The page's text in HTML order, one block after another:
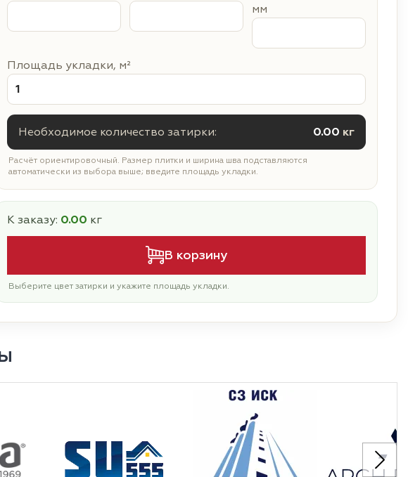
мм
Площадь укладки, м²
Необходимое количество затирки: 0.00 кг
Расчёт ориентировочный. Размер плитки и ширина шва подставляются
автоматически из выбора выше; введите площадь укладки.
К заказу: 0.00 кг
В корзину
Выберите цвет затирки и укажите площадь укладки.